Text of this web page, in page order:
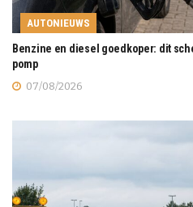
AUTONIEUWS
Benzine en diesel goedkoper: dit
pomp
07/08/2026